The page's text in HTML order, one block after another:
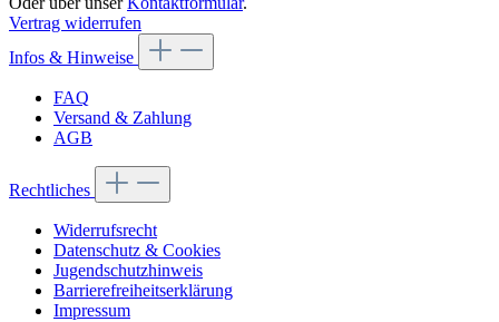
Vertrag widerrufen
Infos & Hinweise
FAQ
Versand & Zahlung
AGB
Rechtliches
Widerrufsrecht
Datenschutz & Cookies
Jugendschutzhinweis
Barrierefreiheitserklärung
Impressum